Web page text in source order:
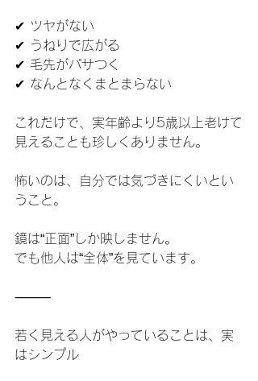
✔ ツヤがない
✔ うねりで広がる
✔ 毛先がパサつく
✔ なんとなくまとまらない
これだけで、実年齢より5歳以上老けて
見えることも珍しくありません。
怖いのは、自分では気づきにくいとい
うこと。
鏡は“正面”しか映しません。
でも他人は“全体”を見ています。
⸻
若く見える人がやっていることは、実
はシンプル